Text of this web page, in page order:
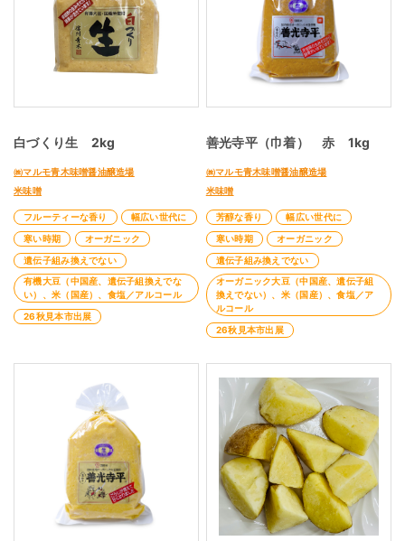
白づくり生 2kg
㈱マルモ青木味噌醤油醸造場
米味噌
フルーティーな香り
幅広い世代に
寒い時期
オーガニック
遺伝子組み換えでない
有機大豆（中国産、遺伝子組換えでな
い）、米（国産）、食塩／アルコール
26秋見本市出展
善光寺平（巾着） 赤 1kg
㈱マルモ青木味噌醤油醸造場
米味噌
芳醇な香り
幅広い世代に
寒い時期
オーガニック
遺伝子組み換えでない
オーガニック大豆（中国産、遺伝子組
換えでない）、米（国産）、食塩／ア
ルコール
26秋見本市出展